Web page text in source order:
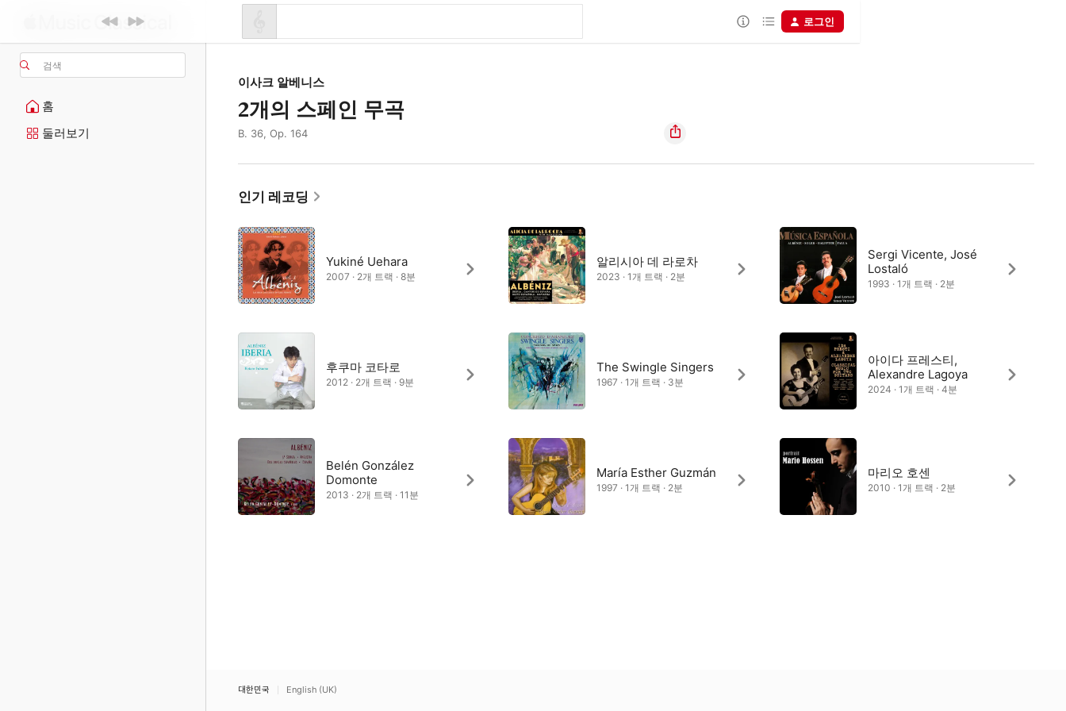
검색
홈
둘러보기
로그인
이사크 알베니스
2개의 스페인 무곡
B. 36, Op. 164
인기 레코딩
Yukiné Uehara
2007 · 2개 트랙 · 8분
후쿠마 코타로
2012 · 2개 트랙 · 9분
Belén González
Domonte
2013 · 2개 트랙 · 11분
알리시아 데 라로차
2023 · 1개 트랙 · 2분
The Swingle Singers
1967 · 1개 트랙 · 3분
María Esther Guzmán
1997 · 1개 트랙 · 2분
Sergi Vicente, José
Lostaló
1993 · 1개 트랙 · 2분
아이다 프레스티,
Alexandre Lagoya
2024 · 1개 트랙 · 4분
마리오 호센
2010 · 1개 트랙 · 2분
대한민국 English (UK)